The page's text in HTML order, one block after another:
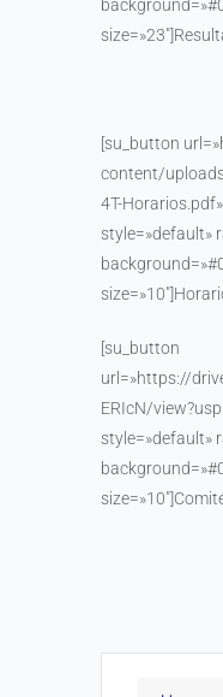
[su_button
content/
4T-
style=»default»
[su_button
url=»https://
ERIcN/
style=»default»